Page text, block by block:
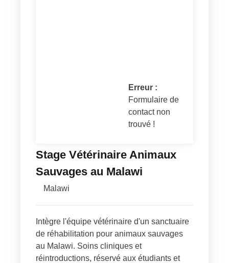
Erreur :
Formulaire de
contact non
trouvé !
Stage Vétérinaire Animaux
Sauvages au Malawi
Malawi
Intègre l'équipe vétérinaire d'un sanctuaire
de réhabilitation pour animaux sauvages
au Malawi. Soins cliniques et
réintroductions, réservé aux étudiants et